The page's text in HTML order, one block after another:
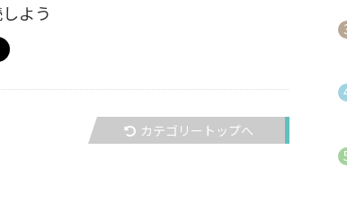
よう
カテゴリートップへ